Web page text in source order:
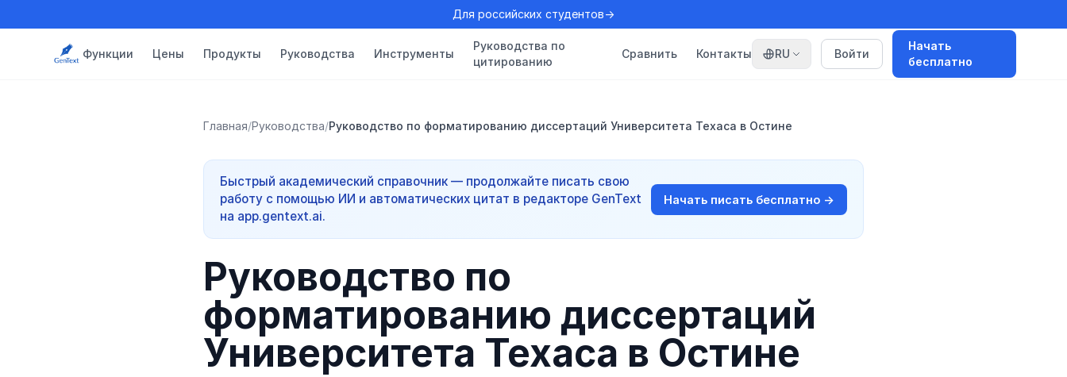
Для российских студентов→
Функции Цены Продукты Руководства Инструменты
Руководства по
цитированию
Сравнить Контакты RU Войти
Начать
бесплатно
Главная/Руководства/Руководство по форматированию диссертаций Университета Техаса в Остине
Быстрый академический справочник — продолжайте писать свою
работу с помощью ИИ и автоматических цитат в редакторе GenText
на app.gentext.ai.
Начать писать бесплатно →
Руководство по
форматированию диссертаций
Университета Техаса в Остине